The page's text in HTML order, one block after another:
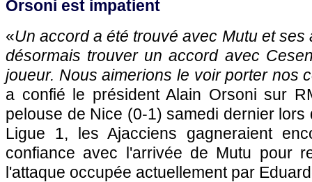
Orsoni est impatient
«Un accord a été trouvé avec Mutu et ses
désormais trouver un accord avec
joueur. Nous aimerions le voir porter nos
a confié le président Alain Orsoni sur
pelouse de Nice (0-1) samedi dernier
Ligue 1, les Ajacciens gagneraient
confiance avec l'arrivée de Mutu pour
l'attaque occupée actuellement par